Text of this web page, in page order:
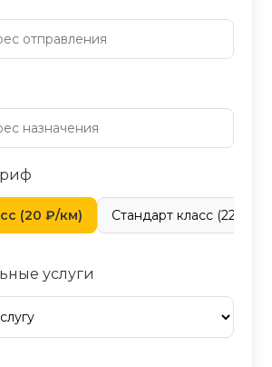
(20 ₽/км) Стандарт класс (22 ₽/
услуги